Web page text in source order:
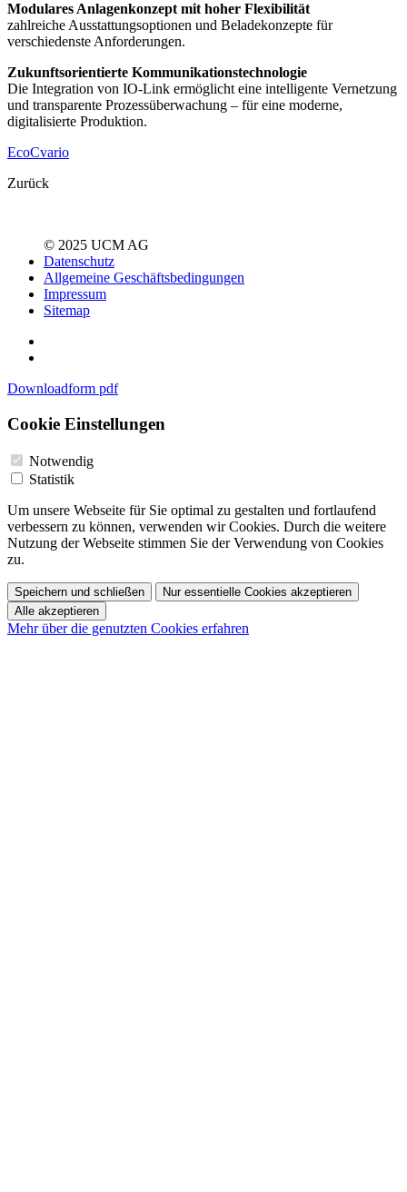
Modulares Anlagenkonzept mit hoher Flexibilität
zahlreiche Ausstattungsoptionen und Beladekonzepte für
verschiedenste Anforderungen.
Zukunftsorientierte Kommunikationstechnologie
Die Integration von IO-Link ermöglicht eine intelligente Vernetzung
und transparente Prozessüberwachung – für eine moderne,
digitalisierte Produktion.
EcoCvario
Zurück
© 2025 UCM AG
Datenschutz
Allgemeine Geschäftsbedingungen
Impressum
Sitemap
Downloadform pdf
Cookie Einstellungen
Notwendig
Statistik
Um unsere Webseite für Sie optimal zu gestalten und fortlaufend
verbessern zu können, verwenden wir Cookies. Durch die weitere
Nutzung der Webseite stimmen Sie der Verwendung von Cookies
zu.
Speichern und schließen
Nur essentielle Cookies akzeptieren
Alle akzeptieren
Mehr über die genutzten Cookies erfahren